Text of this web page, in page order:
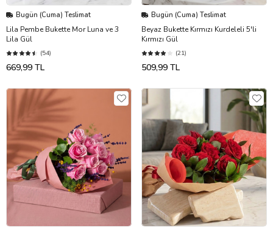
Bugün (Cuma) Teslimat
Lila Pembe Bukette Mor Luna ve 3
Lila Gül
(54)
669,99 TL
Bugün (Cuma) Teslimat
Beyaz Bukette Kırmızı Kurdeleli 5'li
Kırmızı Gül
(21)
509,99 TL